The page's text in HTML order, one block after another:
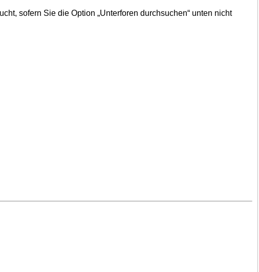
sofern Sie die Option „Unterforen durchsuchen“ unten nicht